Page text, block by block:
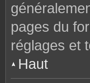
pages du
réglages et
Haut